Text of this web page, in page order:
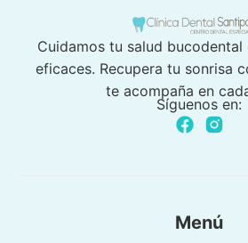
Cuidamos tu salud
eficaces. Recupera tu sonrisa
te acompaña en
Síguenos en:
Menú